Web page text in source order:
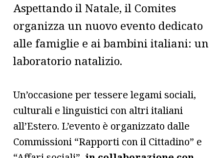
Aspettando il Natale, il Comites
organizza un nuovo evento dedicato
alle famiglie e ai bambini italiani: un
laboratorio natalizio.
Un’occasione per tessere legami sociali,
culturali e linguistici con altri italiani
all’Estero. L’evento è organizzato dalle
Commissioni “Rapporti con il Cittadino” e